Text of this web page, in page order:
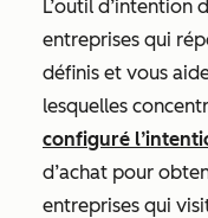
L’outil d’intention
entreprises qui
définis et vous
lesquelles
configuré
d’achat pour
entreprises qui